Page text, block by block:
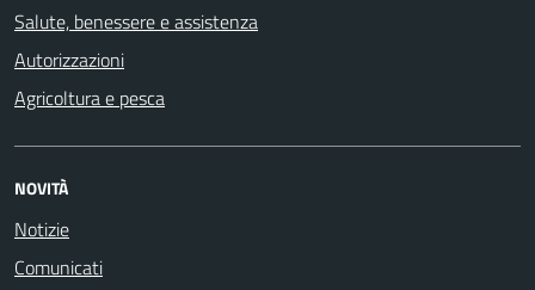
Salute, benessere e assistenza
Autorizzazioni
Agricoltura e pesca
NOVITÀ
Notizie
Comunicati